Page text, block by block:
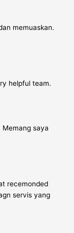
memuaskan.
helpful team.
saya
recemonded
servis yang